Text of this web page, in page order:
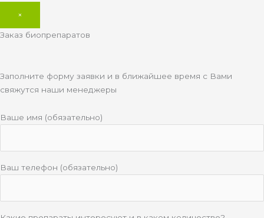
×
Заказ биопрепаратов
Заполните форму заявки и в ближайшее время с Вами
свяжутся наши менеджеры
Ваше имя (обязательно)
Ваш телефон (обязательно)